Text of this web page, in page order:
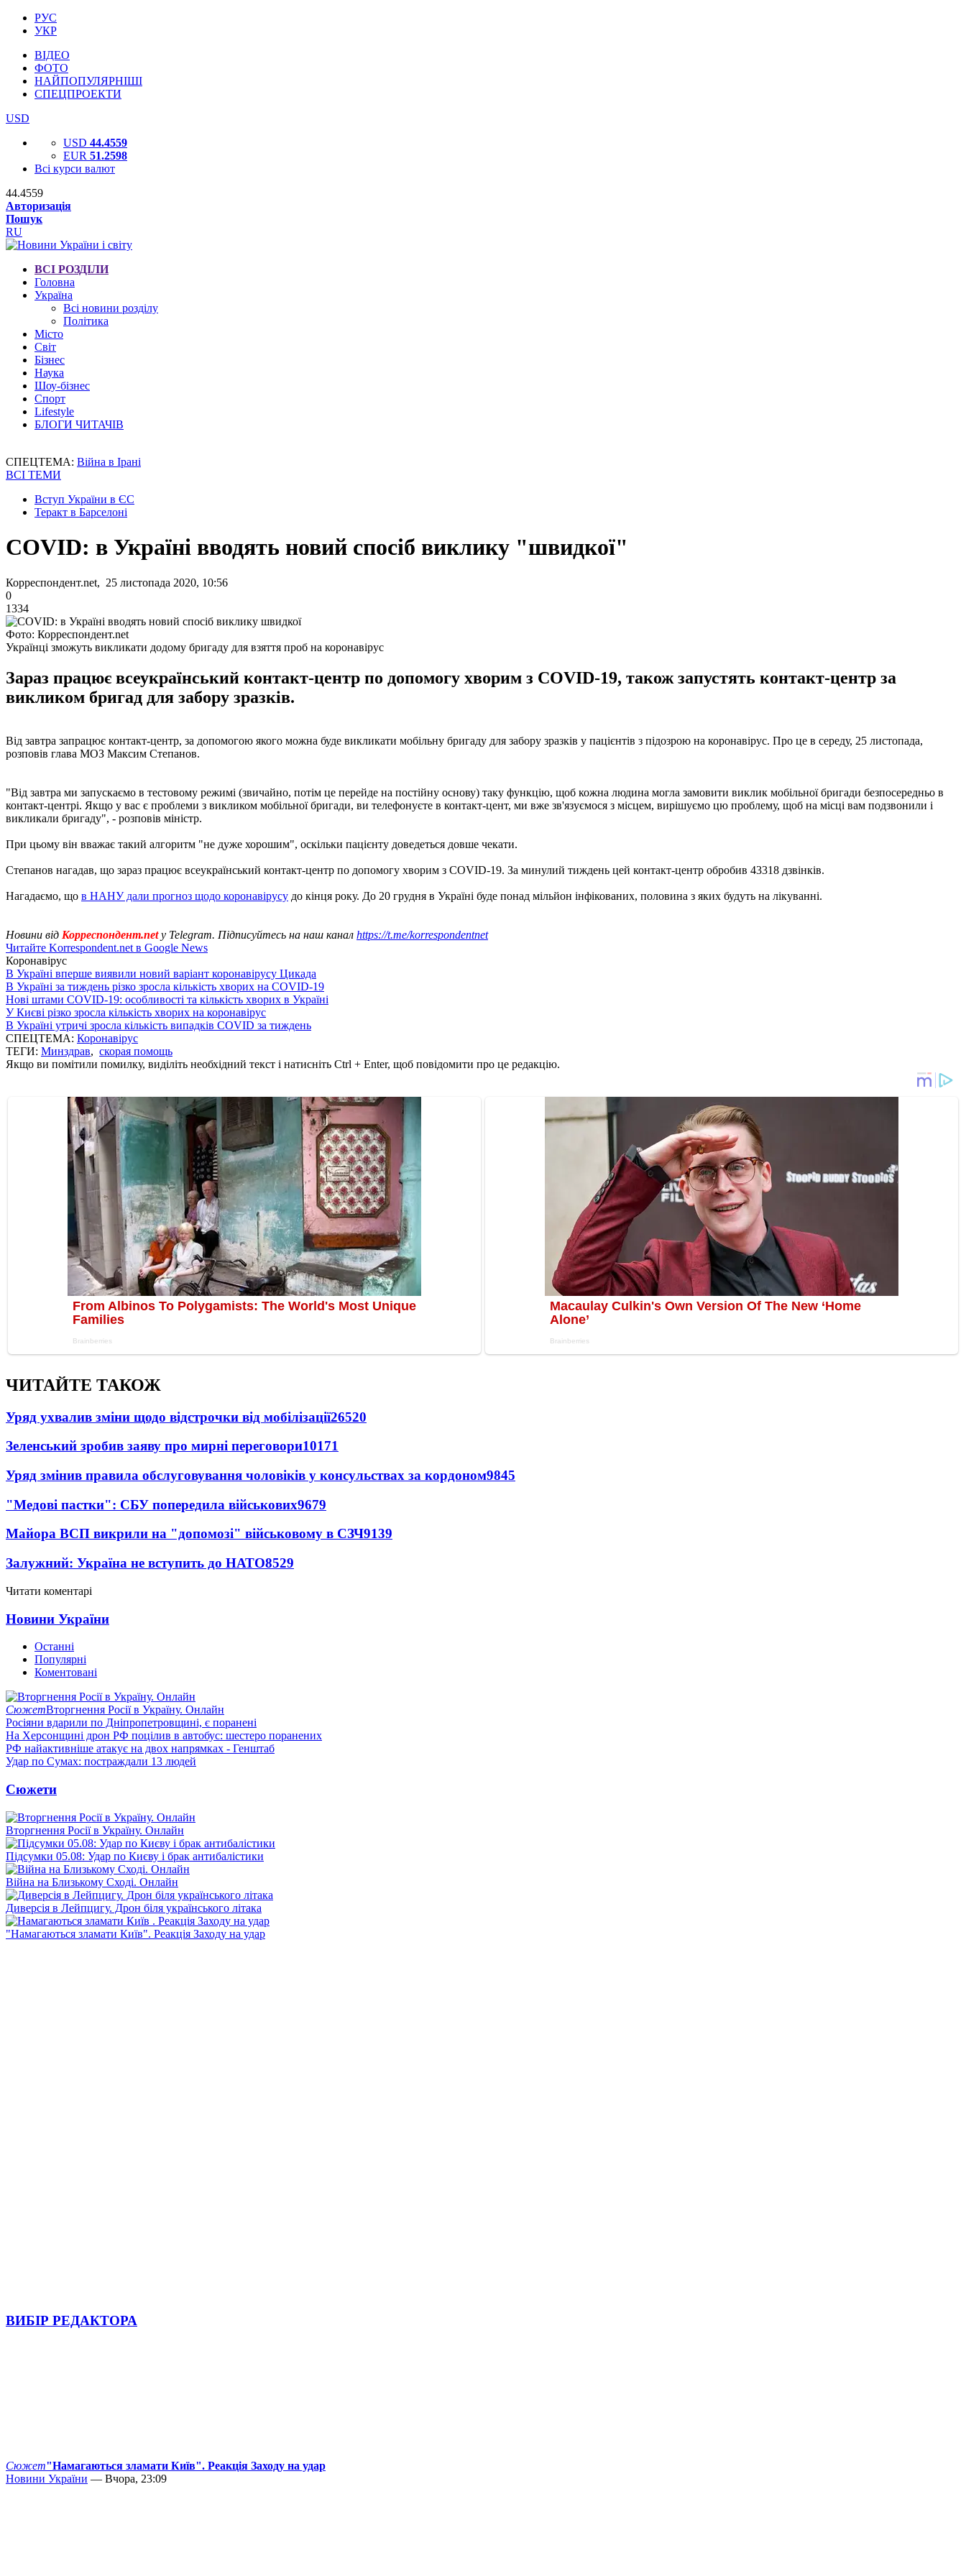
РУС
УКР
ВІДЕО
ФОТО
НАЙПОПУЛЯРНІШІ
СПЕЦПРОЕКТИ
USD
USD 44.4559
EUR 51.2598
Всі курси валют
44.4559
Авторизація
Пошук
RU
ВСІ РОЗДІЛИ
Головна
Україна
Всі новини розділу
Політика
Місто
Світ
Бізнес
Наука
Шоу-бізнес
Спорт
Lifestyle
БЛОГИ ЧИТАЧІВ
СПЕЦТЕМА: Війна в Ірані
ВСІ ТЕМИ
Вступ України в ЄС
Теракт в Барселоні
COVID: в Україні вводять новий спосіб виклику "швидкої"
Корреспондент.net, 25 листопада 2020, 10:56
0
1334
Фото: Корреспондент.net
Українці зможуть викликати додому бригаду для взяття проб на коронавірус
Зараз працює всеукраїнський контакт-центр по допомогу хворим з COVID-19, також запустять контакт-центр за
викликом бригад для забору зразків.
Від завтра запрацює контакт-центр, за допомогою якого можна буде викликати мобільну бригаду для забору зразків у пацієнтів з підозрою на коронавірус. Про це в середу, 25 листопада,
розповів глава МОЗ Максим Степанов.
"Від завтра ми запускаємо в тестовому режимі (звичайно, потім це перейде на постійну основу) таку функцію, щоб кожна людина могла замовити виклик мобільної бригади безпосередньо в
контакт-центрі. Якщо у вас є проблеми з викликом мобільної бригади, ви телефонуєте в контакт-цент, ми вже зв'язуємося з місцем, вирішуємо цю проблему, щоб на місці вам подзвонили і
викликали бригаду", - розповів міністр.
При цьому він вважає такий алгоритм "не дуже хорошим", оскільки пацієнту доведеться довше чекати.
Степанов нагадав, що зараз працює всеукраїнський контакт-центр по допомогу хворим з COVID-19. За минулий тиждень цей контакт-центр обробив 43318 дзвінків.
Нагадаємо, що в НАНУ дали прогноз щодо коронавірусу до кінця року. До 20 грудня в Україні буде понад мільйон інфікованих, половина з яких будуть на лікуванні.
Новини від Корреспондент.netу Telegram. Підписуйтесь на наш канал https://t.me/korrespondentnet
Читайте Korrespondent.net в Google News
Коронавірус
В Україні вперше виявили новий варіант коронавірусу Цикада
В Україні за тиждень різко зросла кількість хворих на COVID-19
Нові штами COVID-19: особливості та кількість хворих в Україні
У Києві різко зросла кількість хворих на коронавірус
В Україні утричі зросла кількість випадків COVID за тиждень
СПЕЦТЕМА: Коронавірус
ТЕГИ: Минздрав, скорая помощь
Якщо ви помітили помилку, виділіть необхідний текст і натисніть Ctrl + Enter, щоб повідомити про це редакцію.
ЧИТАЙТЕ ТАКОЖ
Уряд ухвалив зміни щодо відстрочки від мобілізації26520
Зеленський зробив заяву про мирні переговори10171
Уряд змінив правила обслуговування чоловіків у консульствах за кордоном9845
"Медові пастки": СБУ попередила військових9679
Майора ВСП викрили на "допомозі" військовому в СЗЧ9139
Залужний: Україна не вступить до НАТО8529
Читати коментарі
Новини України
Останні
Популярні
Коментовані
СюжетВторгнення Росії в Україну. Онлайн
Росіяни вдарили по Дніпропетровщині, є поранені
На Херсонщині дрон РФ поцілив в автобус: шестеро поранених
РФ найактивніше атакує на двох напрямках - Генштаб
Удар по Сумах: постраждали 13 людей
Сюжети
Вторгнення Росії в Україну. Онлайн
Підсумки 05.08: Удар по Києву і брак антибалістики
Війна на Близькому Сході. Онлайн
Диверсія в Лейпцигу. Дрон біля українського літака
"Намагаються зламати Київ". Реакція Заходу на удар
ВИБІР РЕДАКТОРА
Сюжет"Намагаються зламати Київ". Реакція Заходу на удар
Новини України — Вчора, 23:09